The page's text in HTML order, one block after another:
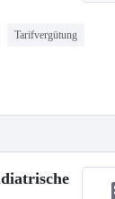
Tarifvergütung